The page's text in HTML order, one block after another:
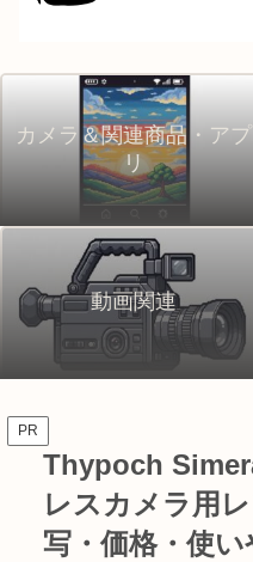
カメラ＆関連商品・アプ
リ
動画関連
PR
Thypoch
レスカメラ用
写・価格・使い